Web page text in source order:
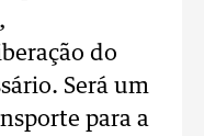
do
Será um
para a